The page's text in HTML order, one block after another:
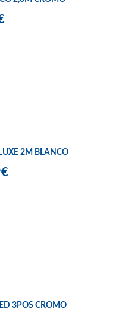
2M BLANCO
3POS CROMO